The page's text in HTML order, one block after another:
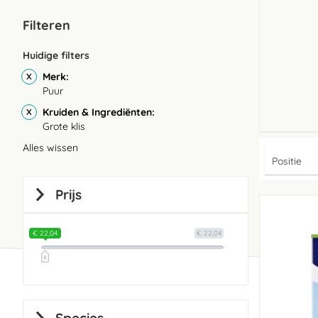
Filteren
Huidige filters
Merk
Puur
Kruiden & Ingrediënten
Grote klis
Alles wissen
Prijs
€ 22,04
€ 22,04